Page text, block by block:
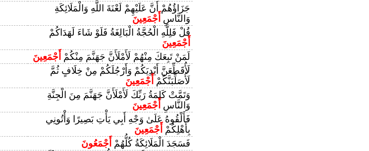
جَزَاؤُهُمْ أَنَّ عَلَيْهِمْ لَعْنَةَ اللَّهِ وَالْمَلَائِكَةِ
وَالنَّاسِ أَجْمَعِينَ
قُلْ فَلِلَّهِ الْحُجَّةُ الْبَالِغَةُ فَلَوْ شَاءَ لَهَدَاكُمْ
أَجْمَعِينَ
لَمَنْ تَبِعَكَ مِنْهُمْ لَأَمْلَأَنَّ جَهَنَّمَ مِنْكُمْ أَجْمَعِينَ
لَأُقَطِّعَنَّ أَيْدِيَكُمْ وَأَرْجُلَكُمْ مِنْ خِلَافٍ ثُمَّ
لَأُصَلِّبَنَّكُمْ أَجْمَعِينَ
وَتَمَّتْ كَلِمَةُ رَبِّكَ لَأَمْلَأَنَّ جَهَنَّمَ مِنَ الْجِنَّةِ
وَالنَّاسِ أَجْمَعِينَ
فَأَلْقُوهُ عَلَىٰ وَجْهِ أَبِي يَأْتِ بَصِيرًا وَأْتُونِي
بِأَهْلِكُمْ أَجْمَعِينَ
فَسَجَدَ الْمَلَائِكَةُ كُلُّهُمْ أَجْمَعُونَ